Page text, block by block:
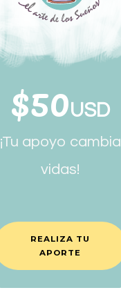
$50USD
¡Tu apoyo cambia
vidas!
REALIZA TU
APORTE